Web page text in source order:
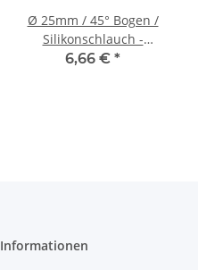
Ø 25mm / 45° Bogen /
Silikonschlauch -
schwarz
6,66 € *
Informationen